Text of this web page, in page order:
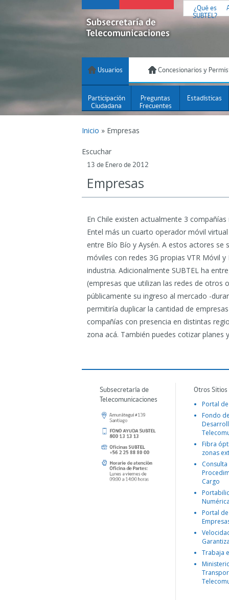
¿Qué es
SUBTEL?
Usuarios Concesionarios y
Participación
Ciudadana
Preguntas
Frecuentes
Estadísticas
Inicio » Empresas
Escuchar
13 de Enero de 2012
Empresas
En Chile existen actualmente 3
Entel más un cuarto operador móvil
entre Bío Bío y Aysén. A estos actores se
móviles con redes 3G propias VTR Móvil
industria. Adicionalmente SUBTEL ha
(empresas que utilizan las redes de otros
públicamente su ingreso al mercado -
permitiría duplicar la cantidad de
compañías con presencia en distintas
zona acá. También puedes cotizar planes
Subsecretaría de
Telecomunicaciones
Otros
Portal
Fondo
Fibra
zonas
Consulta
Cargo
Portal
Trabaja